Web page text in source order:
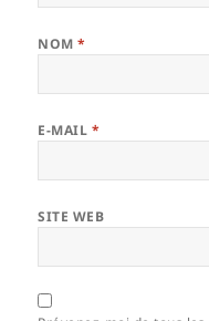
NOM*
E-MAIL *
SITE WEB